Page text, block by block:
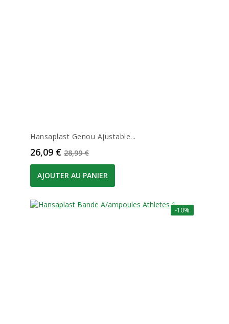
Hansaplast Genou Ajustable...
Prix
26,09 € Prix de base
28,99 €
AJOUTER AU PANIER
-10%